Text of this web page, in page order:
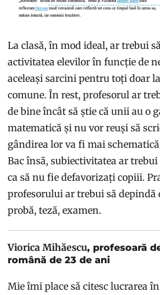
La clasă, în mod ideal, ar trebui
activitatea elevilor în funcție de
aceleași sarcini pentru toți doar
comune. În rest, profesorul ar
de bine încât să știe că unii au o
matematică și nu vor reuși să
gândirea lor va fi mai
Bac însă, subiectivitatea ar
ca să nu fie defavorizați copiii.
profesorului ar trebui să depindă
probă, teză, examen.
Viorica Mihăescu, profesoară
română de 23 de ani
Mie îmi place să citesc lucrarea